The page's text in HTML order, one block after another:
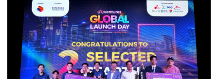
2026, diễn ra ngày 25/6 tại TP.HCM.